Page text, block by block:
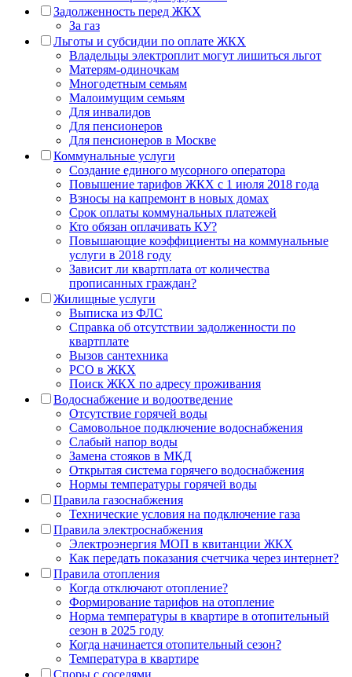
Задолженность перед ЖКХ
За газ
Льготы и субсидии по оплате ЖКХ
Владельцы электроплит могут лишиться льгот
Матерям-одиночкам
Многодетным семьям
Малоимущим семьям
Для инвалидов
Для пенсионеров
Для пенсионеров в Москве
Коммунальные услуги
Создание единого мусорного оператора
Повышение тарифов ЖКХ с 1 июля 2018 года
Взносы на капремонт в новых домах
Срок оплаты коммунальных платежей
Кто обязан оплачивать КУ?
Повышающие коэффициенты на коммунальные
услуги в 2018 году
Зависит ли квартплата от количества
прописанных граждан?
Жилищные услуги
Выписка из ФЛС
Справка об отсутствии задолженности по
квартплате
Вызов сантехника
РСО в ЖКХ
Поиск ЖКХ по адресу проживания
Водоснабжение и водоотведение
Отсутствие горячей воды
Самовольное подключение водоснабжения
Слабый напор воды
Замена стояков в МКД
Открытая система горячего водоснабжения
Нормы температуры горячей воды
Правила газоснабжения
Технические условия на подключение газа
Правила электроснабжения
Электроэнергия МОП в квитанции ЖКХ
Как передать показания счетчика через интернет?
Правила отопления
Когда отключают отопление?
Формирование тарифов на отопление
Норма температуры в квартире в отопительный
сезон в 2025 году
Когда начинается отопительный сезон?
Температура в квартире
Споры с соседями